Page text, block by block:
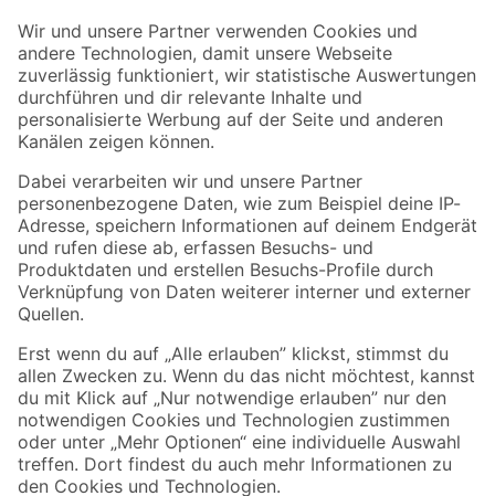
Der toom Newsletter: Keine Angebote und Aktionen mehr verpassen!
Zur Newsletter Anmeldung
Folge uns
Zahlungsarten Versandarten
Sicher einkaufen
Jetzt die toom-App herunterladen